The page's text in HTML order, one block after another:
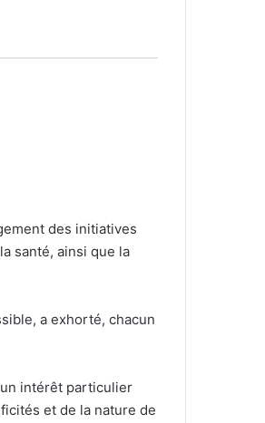
des initiatives
santé, ainsi que la
a exhorté, chacun
intérêt particulier
et de la nature de